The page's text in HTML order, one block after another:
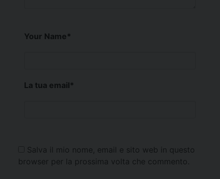
Your Name*
La tua email*
Salva il mio nome, email e sito web in questo
browser per la prossima volta che commento.